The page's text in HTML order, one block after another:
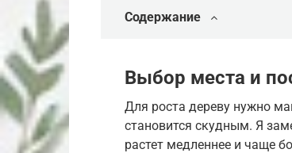
Содержание
Выбор места и
Для роста дереву нужно
становится скудным. Я
растет медленнее и чаще